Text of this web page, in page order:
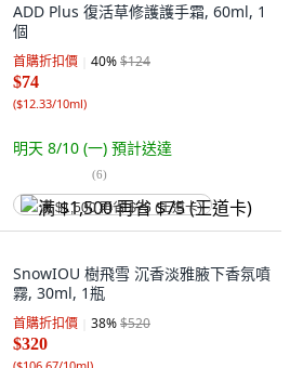
ADD Plus 復活草修護護手霜, 60ml, 1
個
首購折扣價 40%$124
$74
($12.33/10ml)
明天 8/10 (一) 預計送達
(6)
满 $1,500 再省 $75 (王道卡)
SnowIOU 樹飛雪 沉香淡雅腋下香氛噴
霧, 30ml, 1瓶
首購折扣價 38%$520
$320